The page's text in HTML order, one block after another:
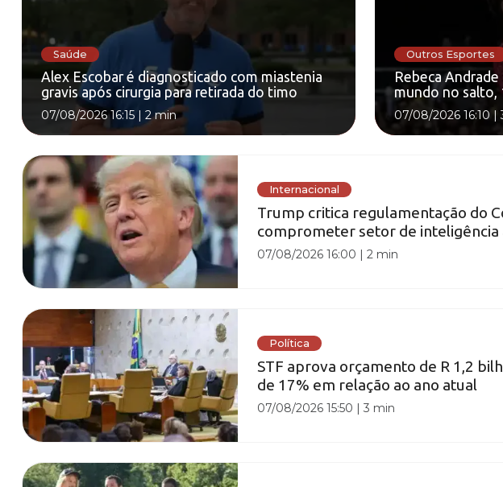
Saúde
Alex Escobar é diagnosticado com miastenia
gravis após cirurgia para retirada do timo
07/08/2026 16:15 | 2 min
Outros Esportes
Rebeca
mundo no salto,
07/08/2026 16:10 |
Internacional
Trump critica regulamentação do
comprometer setor de
07/08/2026 16:00 |2 min
Política
STF aprova orçamento de R 1,2
de 17% em relação ao ano atual
07/08/2026 15:50 |3 min